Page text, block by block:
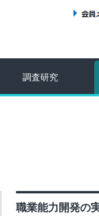
調査研究
職業能力開発の